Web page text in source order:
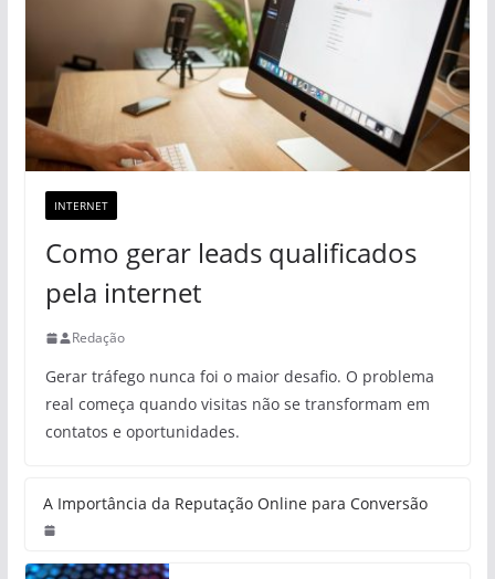
INTERNET
Como gerar leads qualificados
pela internet
Redação
Gerar tráfego nunca foi o maior desafio. O problema
real começa quando visitas não se transformam em
contatos e oportunidades.
A Importância da Reputação Online para Conversão